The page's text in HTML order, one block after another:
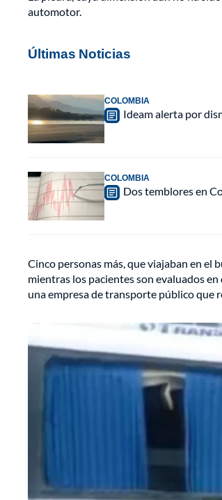
automotor.
Últimas Noticias
COLOMBIA
Ideam alerta por
COLOMBIA
Dos temblores en
Cinco personas más, que viajaban en el
mientras los pacientes son evaluados
una empresa de transporte público que